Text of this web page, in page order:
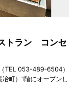
トラン コンセ
TEL 053-489-6504）
町）1階にオープンし